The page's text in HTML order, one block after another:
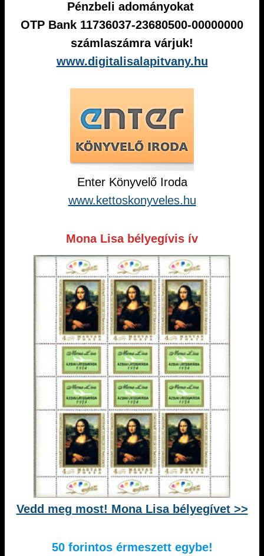
Pénzbeli adományokat
OTP Bank 11736037-23680500-00000000
számlaszámra várjuk!
www.digitalisalapitvany.hu
Enter Könyvelő Iroda
www.kettoskonyveles.hu
Mona Lisa bélyegívis ív
Vedd meg most! Mona Lisa bélyegívet >>
50 forintos érmeszett egybe!